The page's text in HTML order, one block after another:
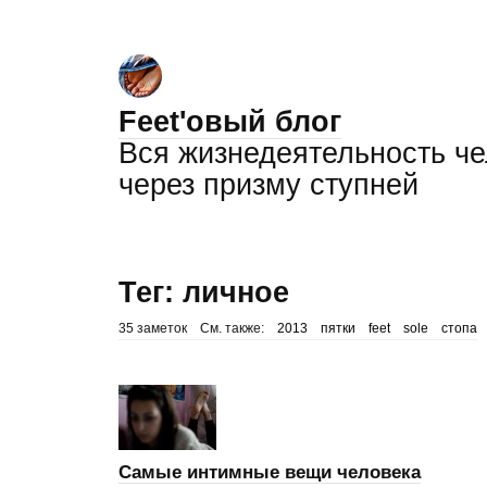
Feet'овый блог
Вся жизнедеятельность
через призму ступней
Тег: личное
35 заметок См. также: 2013 пятки feet sole стопа
Самые интимные вещи человека